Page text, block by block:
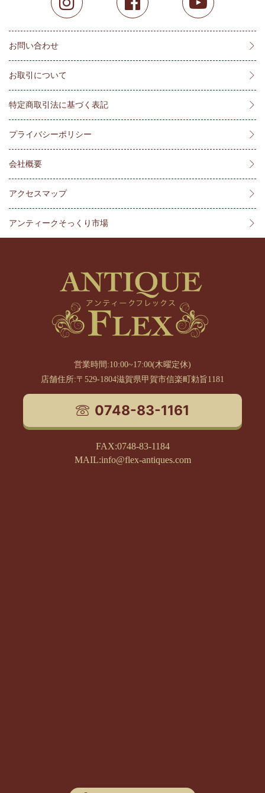
お問い合わせ
お取引について
特定商取引法に基づく表記
プライバシーポリシー
会社概要
アクセスマップ
アンティークそっくり市場
営業時間:10:00~17:00(木曜定休)
店舗住所:〒529-1804滋賀県甲賀市信楽町勅旨1181
0748-83-1161
FAX:0748-83-1184
MAIL:info@flex-antiques.com